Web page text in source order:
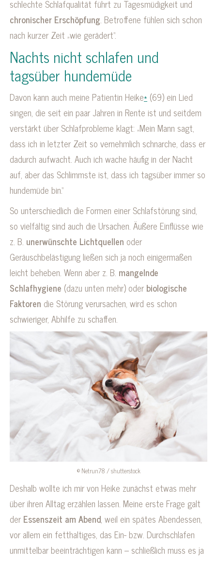
schlechte Schlafqualität führt zu Tagesmüdigkeit und
chronischer Erschöpfung. Betroffene fühlen sich schon
nach kurzer Zeit „wie gerädert“.
Nachts nicht schlafen und
tagsüber hundemüde
Davon kann auch meine Patientin Heike* (69) ein Lied
singen, die seit ein paar Jahren in Rente ist und seitdem
verstärkt über Schlafprobleme klagt: „Mein Mann sagt,
dass ich in letzter Zeit so vernehmlich schnarche, dass er
dadurch aufwacht. Auch ich wache häufig in der Nacht
auf, aber das Schlimmste ist, dass ich tagsüber immer so
hundemüde bin.“
So unterschiedlich die Formen einer Schlafstörung sind,
so vielfältig sind auch die Ursachen. Äußere Einflüsse wie
z. B. unerwünschte Lichtquellen oder
Geräuschbelästigung ließen sich ja noch einigermaßen
leicht beheben. Wenn aber z. B. mangelnde
Schlafhygiene (dazu unten mehr) oder biologische
Faktoren die Störung verursachen, wird es schon
schwieriger, Abhilfe zu schaffen.
© Netrun78 / shutterstock
Deshalb wollte ich mir von Heike zunächst etwas mehr
über ihren Alltag erzählen lassen. Meine erste Frage galt
der Essenszeit am Abend, weil ein spätes Abendessen,
vor allem ein fetthaltiges, das Ein- bzw. Durchschlafen
unmittelbar beeinträchtigen kann – schließlich muss es ja